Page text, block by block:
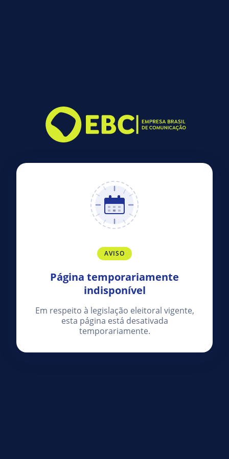
AVISO
Página temporariamente
indisponível
Em respeito à legislação eleitoral vigente,
esta página está desativada
temporariamente.